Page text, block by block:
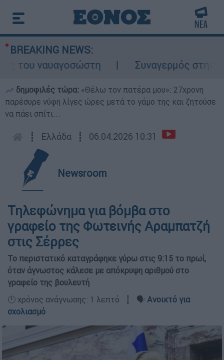
BREAKING NEWS:
του ναυαγοσώστη
Συναγερμός στην
δημοφιλές τώρα: «Θέλω τον πατέρα μου»: 27χρονη
παρέσυρε νύφη λίγες ώρες μετά το γάμο της και ζητούσε
να πάει σπίτι...
┋ Ελλάδα ┋ 06.04.2026 10:31
Newsroom
Τηλεφώνημα για βόμβα στο
γραφείο της Φωτεινής Αραμπατζή
στις Σέρρες
Το περιστατικό καταγράφηκε γύρω στις 9:15 το πρωί,
όταν άγνωστος κάλεσε με απόκρυψη αριθμού στο
γραφείο της βουλευτή
🕛 χρόνος ανάγνωσης: 1 λεπτό ┋ 🗣️ Ανοικτό για
σχολιασμό